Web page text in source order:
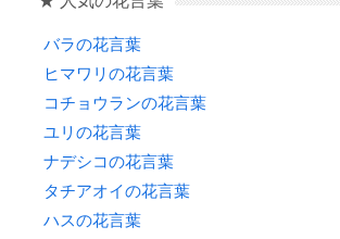
バラの花言葉
ヒマワリの花言葉
コチョウランの花言葉
ユリの花言葉
ナデシコの花言葉
タチアオイの花言葉
ハスの花言葉